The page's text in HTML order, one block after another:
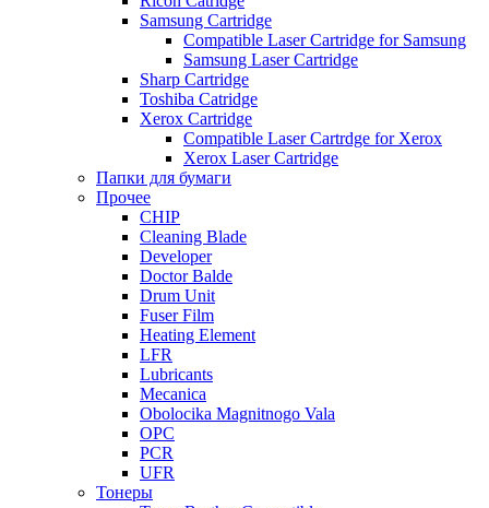
Samsung Cartridge
Compatible Laser Cartridge for Samsung
Samsung Laser Cartridge
Sharp Cartridge
Toshiba Catridge
Xerox Cartridge
Compatible Laser Cartrdge for Xerox
Xerox Laser Cartridge
Папки для бумаги
Прочее
CHIP
Cleaning Blade
Developer
Doctor Balde
Drum Unit
Fuser Film
Heating Element
LFR
Lubricants
Mecanica
Obolocika Magnitnogo Vala
OPC
PCR
UFR
Тонеры